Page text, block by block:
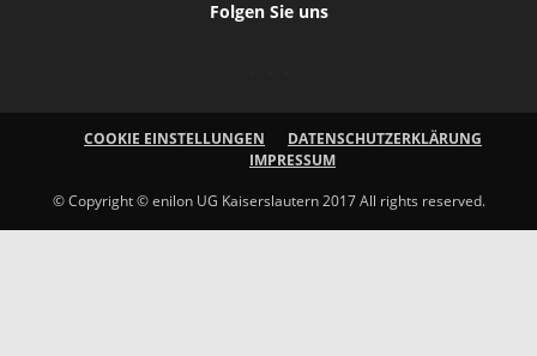
Folgen Sie uns
COOKIE EINSTELLUNGEN
DATENSCHUTZERKLÄRUNG
IMPRESSUM
© Copyright © enilon UG Kaiserslautern 2017 All rights reserved.